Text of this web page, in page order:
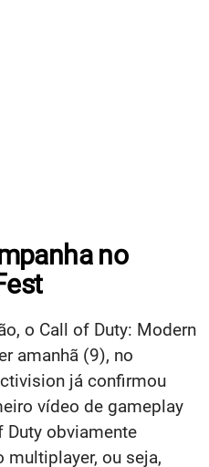
no
o Call of Duty: Modern
amanhã (9), no
já confirmou
vídeo de gameplay
Duty obviamente
ou seja,